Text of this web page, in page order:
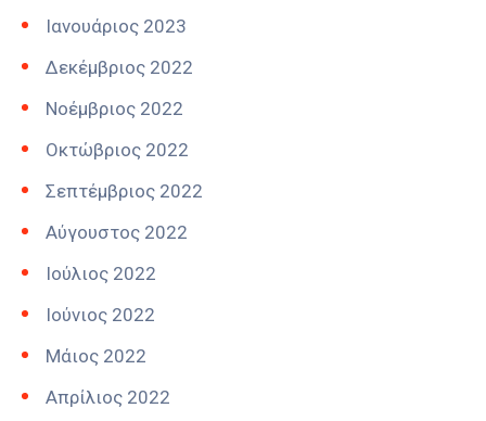
Ιανουάριος 2023
Δεκέμβριος 2022
Νοέμβριος 2022
Οκτώβριος 2022
Σεπτέμβριος 2022
Αύγουστος 2022
Ιούλιος 2022
Ιούνιος 2022
Μάιος 2022
Απρίλιος 2022